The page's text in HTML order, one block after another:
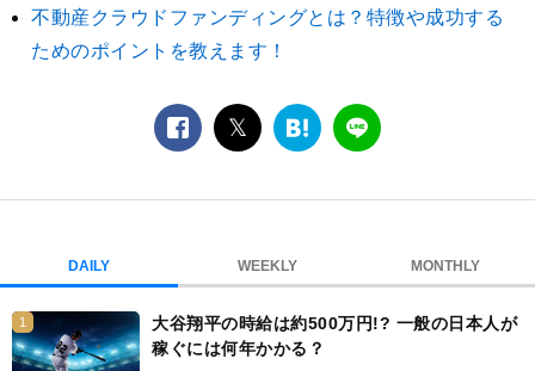
不動産クラウドファンディングとは？特徴や成功する
ためのポイントを教えます！
facebook
twitterは
ブ
ク
マ
ク
LINE
DAILY WEEKLY MONTHLY
1
大谷翔平の時給は約500万円!? 一般の日本人が
稼ぐには何年かかる？